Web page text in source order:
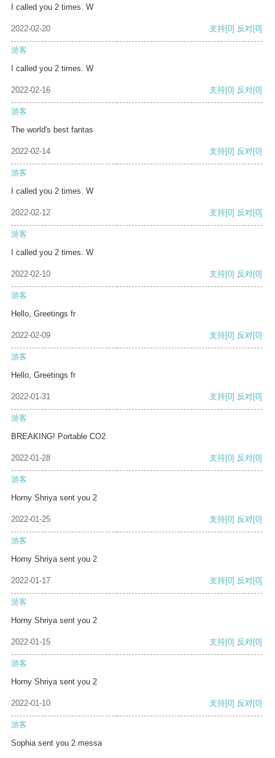
I called you 2 times. W
2022-02-20 支持[0] 反对[0]
游客
I called you 2 times. W
2022-02-16 支持[0] 反对[0]
游客
The world's best fantas
2022-02-14 支持[0] 反对[0]
游客
I called you 2 times. W
2022-02-12 支持[0] 反对[0]
游客
I called you 2 times. W
2022-02-10 支持[0] 反对[0]
游客
Hello, Greetings fr
2022-02-09 支持[0] 反对[0]
游客
Hello, Greetings fr
2022-01-31 支持[0] 反对[0]
游客
BREAKING! Portable CO2
2022-01-28 支持[0] 反对[0]
游客
Horny Shriya sent you 2
2022-01-25 支持[0] 反对[0]
游客
Horny Shriya sent you 2
2022-01-17 支持[0] 反对[0]
游客
Horny Shriya sent you 2
2022-01-15 支持[0] 反对[0]
游客
Horny Shriya sent you 2
2022-01-10 支持[0] 反对[0]
游客
Sophia sent you 2 messa